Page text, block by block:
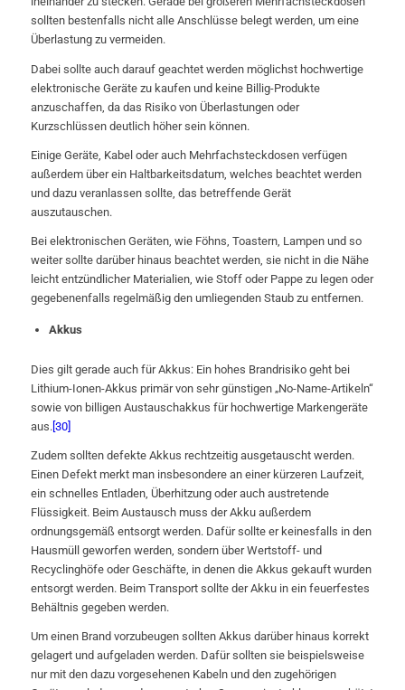
sollten bestenfalls nicht alle Anschlüsse belegt werden, um eine
Überlastung zu vermeiden.
Dabei sollte auch darauf geachtet werden möglichst hochwertige
elektronische Geräte zu kaufen und keine Billig-Produkte
anzuschaffen, da das Risiko von Überlastungen oder
Kurzschlüssen deutlich höher sein können.
Einige Geräte, Kabel oder auch Mehrfachsteckdosen verfügen
außerdem über ein Haltbarkeitsdatum, welches beachtet werden
und dazu veranlassen sollte, das betreffende Gerät
auszutauschen.
Bei elektronischen Geräten, wie Föhns, Toastern, Lampen und so
weiter sollte darüber hinaus beachtet werden, sie nicht in die Nähe
leicht entzündlicher Materialien, wie Stoff oder Pappe zu legen oder
gegebenenfalls regelmäßig den umliegenden Staub zu entfernen.
Akkus
Dies gilt gerade auch für Akkus: Ein hohes Brandrisiko geht bei
Lithium-Ionen-Akkus primär von sehr günstigen „No-Name-Artikeln“
sowie von billigen Austauschakkus für hochwertige Markengeräte
aus. [30]
Zudem sollten defekte Akkus rechtzeitig ausgetauscht werden.
Einen Defekt merkt man insbesondere an einer kürzeren Laufzeit,
ein schnelles Entladen, Überhitzung oder auch austretende
Flüssigkeit. Beim Austausch muss der Akku außerdem
ordnungsgemäß entsorgt werden. Dafür sollte er keinesfalls in den
Hausmüll geworfen werden, sondern über Wertstoff- und
Recyclinghöfe oder Geschäfte, in denen die Akkus gekauft wurden
entsorgt werden. Beim Transport sollte der Akku in ein feuerfestes
Behältnis gegeben werden.
Um einen Brand vorzubeugen sollten Akkus darüber hinaus korrekt
gelagert und aufgeladen werden. Dafür sollten sie beispielsweise
nur mit den dazu vorgesehenen Kabeln und den zugehörigen